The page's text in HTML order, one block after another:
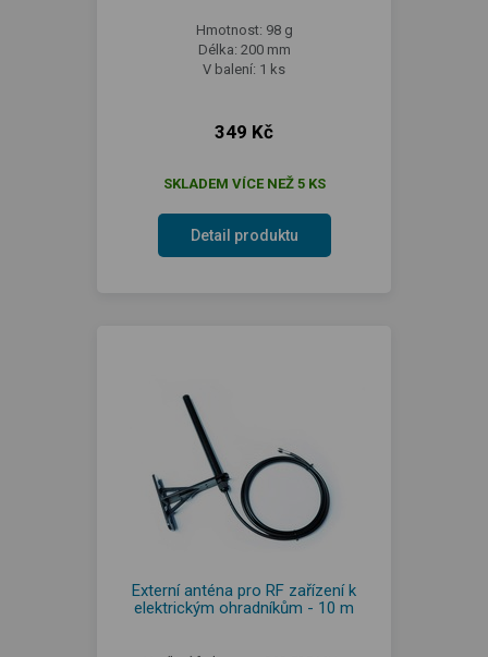
Hmotnost: 98 g
Délka: 200 mm
V balení: 1 ks
349 Kč
SKLADEM VÍCE NEŽ 5 KS
Detail produktu
Externí anténa pro RF zařízení k
elektrickým ohradníkům - 10 m